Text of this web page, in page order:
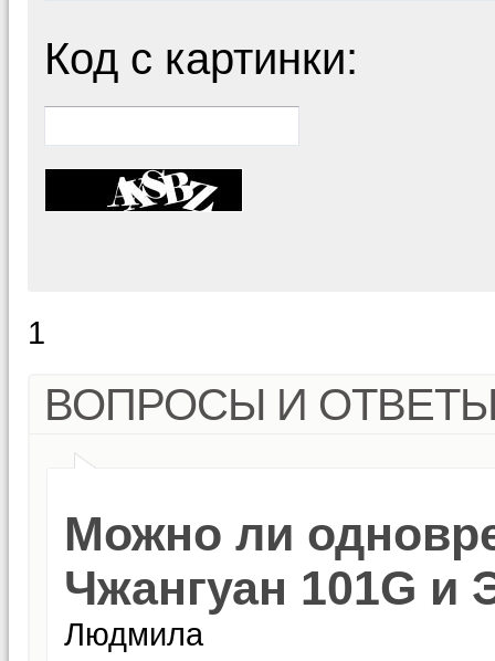
Код с картинки:
1
ВОПРОСЫ И
Можно ли
Чжангуан 101G и
Людмила